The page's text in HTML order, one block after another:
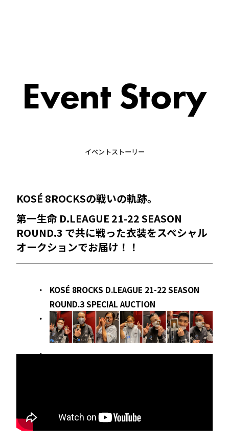
Event Story
イベントストーリー
KOSÉ 8ROCKSの戦いの軌跡。
第一生命 D.LEAGUE 21-22 SEASON
ROUND.3 で共に戦った衣装をスペシャル
オークションでお届け！！
KOSÉ 8ROCKS D.LEAGUE 21-22 SEASON
ROUND.3 SPECIAL AUCTION